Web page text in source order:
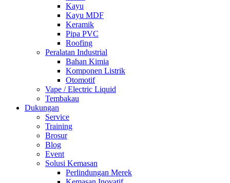
Kayu
Kayu MDF
Keramik
Pipa PVC
Roofing
Peralatan Industrial
Bahan Kimia
Komponen Listrik
Otomotif
Vape / Electric Liquid
Tembakau
Dukungan
Service
Training
Brosur
Blog
Event
Solusi Kemasan
Perlindungan Merek